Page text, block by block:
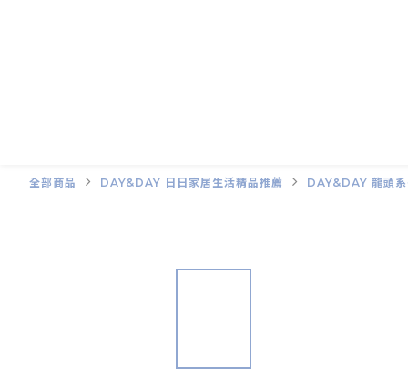
全部商品 DAY&DAY 日日家居生活精品推薦 DAY&DAY 龍頭